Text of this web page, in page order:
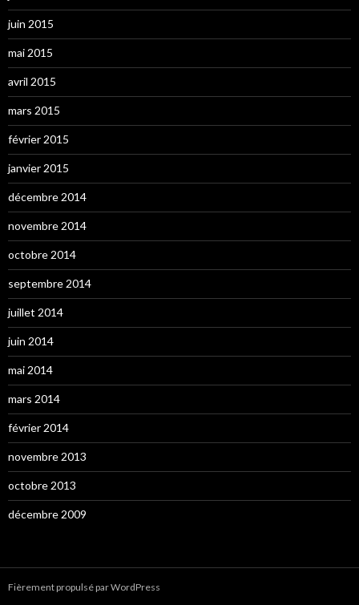
juin 2015
mai 2015
avril 2015
mars 2015
février 2015
janvier 2015
décembre 2014
novembre 2014
octobre 2014
septembre 2014
juillet 2014
juin 2014
mai 2014
mars 2014
février 2014
novembre 2013
octobre 2013
décembre 2009
Fièrement propulsé par WordPress